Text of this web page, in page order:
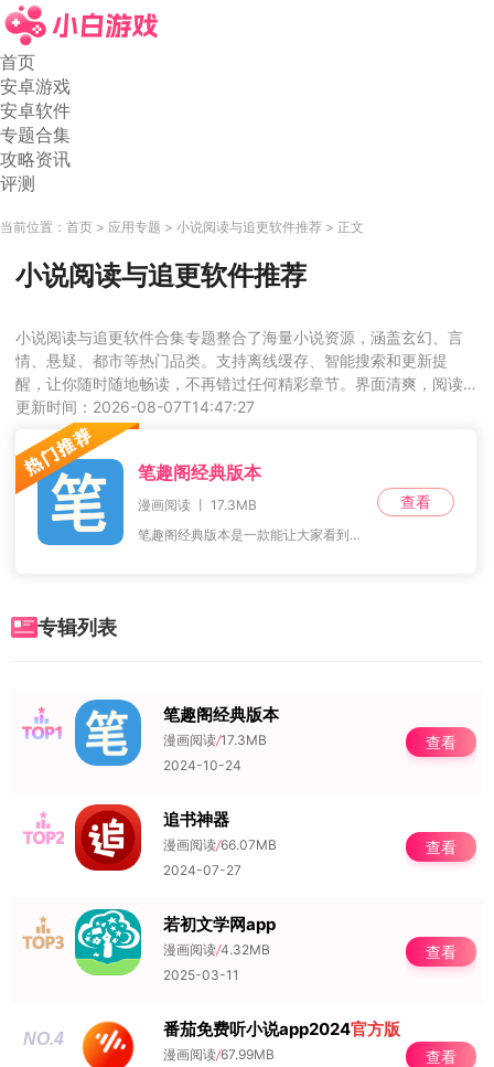
首页
安卓游戏
安卓软件
专题合集
攻略资讯
评测
当前位置： 首页 应用专题 小说阅读与追更软件推荐 正文
小说阅读与追更软件推荐
小说阅读与追更软件合集专题整合了海量小说资源，涵盖玄幻、言
情、悬疑、都市等热门品类。支持离线缓存、智能搜索和更新提
醒，让你随时随地畅读，不再错过任何精彩章节。界面清爽，阅读
体验舒适，是书虫们的必备宝库。感兴趣的小伙伴快快下载吧！
更新时间：2026-08-07T14:47:27
笔趣阁经典版本
漫画阅读 丨 17.3MB
笔趣阁经典版本是一款能让大家看到全文小说的一款阅读软件，笔趣阁经典版软件中，您可以找到大量的热门小说书旗。点击即可查看，分类也非常丰富，包括玄幻、都市、历史、悬
查看
专辑列表
NO.1 笔趣阁经典版本
漫画阅读/17.3MB
2024-10-24
查看
NO.2 追书神器
漫画阅读/66.07MB
2024-07-27
查看
NO.3 若初文学网app
漫画阅读/4.32MB
2025-03-11
查看
NO.4 番茄免费听小说app2024官方版
漫画阅读/67.99MB
查看